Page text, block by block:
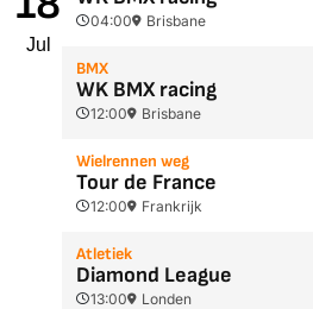
Jul
04:00 Brisbane
BMX
WK BMX racing
12:00 Brisbane
Wielrennen weg
Tour de France
12:00 Frankrijk
Atletiek
Diamond League
13:00 Londen